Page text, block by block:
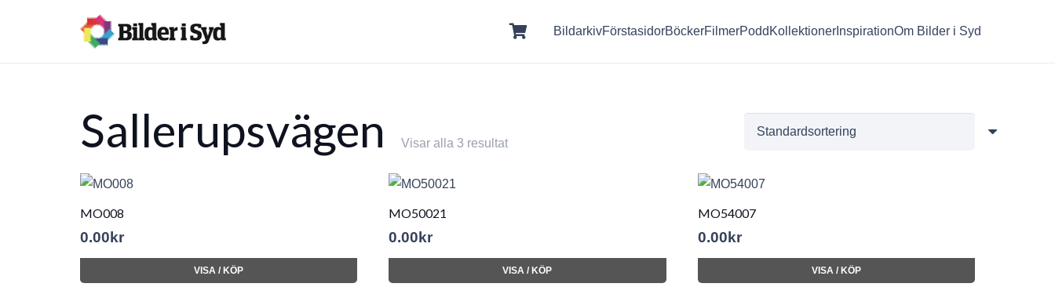
BildarkivFörstasidorBöckerFilmerPodd Kollektioner InspirationOm Bilder i Syd
Sallerupsvägen Visar alla 3 resultat
MO008
0.00 kr
VISA / KÖP
MO50021
0.00 kr
VISA / KÖP
MO54007
0.00 kr
VISA / KÖP